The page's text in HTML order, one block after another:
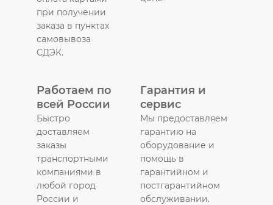
при получении
заказа в пунктах
самовывоза
СДЭК.
Работаем по
всей России
Быстро
доставляем
заказы
транспортными
компаниями в
любой город
России и
Гарантия и
сервис
Мы предоставляем
гарантию на
оборудование и
помощь в
гарантийном и
постгарантийном
обслуживании.